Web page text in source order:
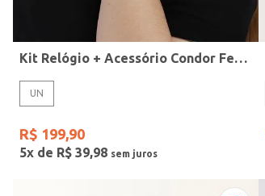
Kit Relógio + Acessório Condor Feminino PRATA
UN
R$ 199,90
5x de R$ 39,98